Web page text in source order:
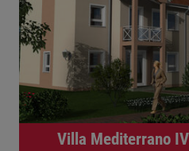
Villa Mediterrano